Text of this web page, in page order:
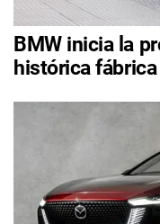
BMW inicia la
histórica